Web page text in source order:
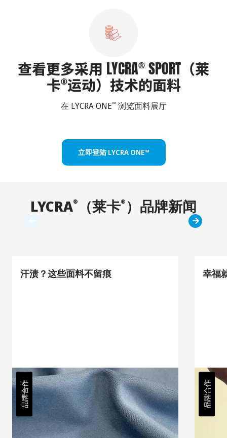
查看更多采用 LYCRA® SPORT（莱
卡®运动）技术的面料
在 LYCRA ONE™ 浏览面料展厅
立即登陆 LYCRA ONE™
LYCRA® （莱卡® ）品牌新闻
汗渍？这些面料不留痕
品牌合作
幸福
品牌合作